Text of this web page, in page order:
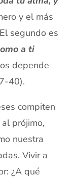
y el más
segundo es
a ti
depende
40).
compiten
prójimo,
nuestra
Vivir a
¿A qué